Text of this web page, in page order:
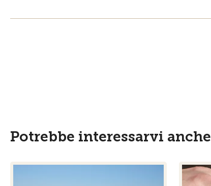
Potrebbe interessarvi anche